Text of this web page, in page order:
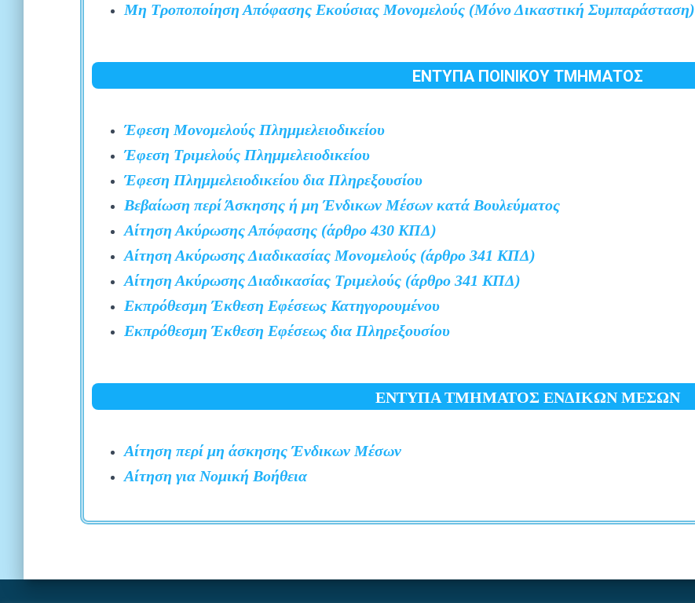
Μη Τροποποίηση Απόφασης Εκούσιας Μονομελούς (Μόνο Δικαστική Συμπαράσταση)
ΕΝΤΥΠΑ ΠΟΙΝΙΚΟΥ ΤΜΗΜΑΤΟΣ
Έφεση Μονομελούς Πλημμελειοδικείου
Έφεση Τριμελούς Πλημμελειοδικείου
Έφεση Πλημμελειοδικείου δια Πληρεξουσίου
Βεβαίωση περί Άσκησης ή μη Ένδικων Μέσων κατά Βουλεύματος
Αίτηση Ακύρωσης Απόφασης (άρθρο 430 ΚΠΔ)
Αίτηση Ακύρωσης Διαδικασίας Μονομελούς (άρθρο 341 ΚΠΔ)
Αίτηση Ακύρωσης Διαδικασίας Τριμελούς (άρθρο 341 ΚΠΔ)
Εκπρόθεσμη Έκθεση Εφέσεως Κατηγορουμένου
Εκπρόθεσμη Έκθεση Εφέσεως δια Πληρεξουσίου
ΕΝΤΥΠΑ ΤΜΗΜΑΤΟΣ ΕΝΔΙΚΩΝ ΜΕΣΩΝ
Αίτηση περί μη άσκησης Ένδικων Μέσων
Αίτηση για Νομική Βοήθεια